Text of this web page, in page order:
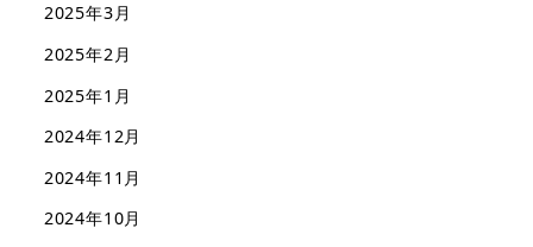
2025年3月
2025年2月
2025年1月
2024年12月
2024年11月
2024年10月